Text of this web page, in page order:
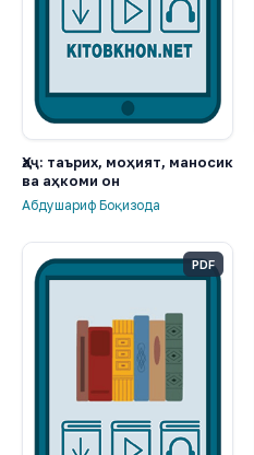
Ҳаҷ: таърих, моҳият, маносик
ва аҳкоми он
Абдушариф Боқизода
PDF